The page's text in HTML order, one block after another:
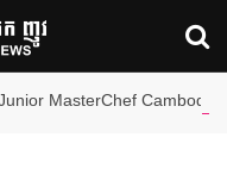
MasterChef Cambodia